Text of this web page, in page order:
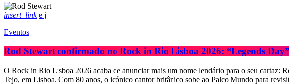
insert_link
Eventos
Rod Stewart confirmado no Rock in Rio Lisboa 2026: “Legends
O Rock in Rio Lisboa 2026 acaba de anunciar mais um nome lendário para o seu cartaz:
Tejo, em Lisboa. Com 80 anos, o icónico cantor britânico sobe ao Palco Mundo para